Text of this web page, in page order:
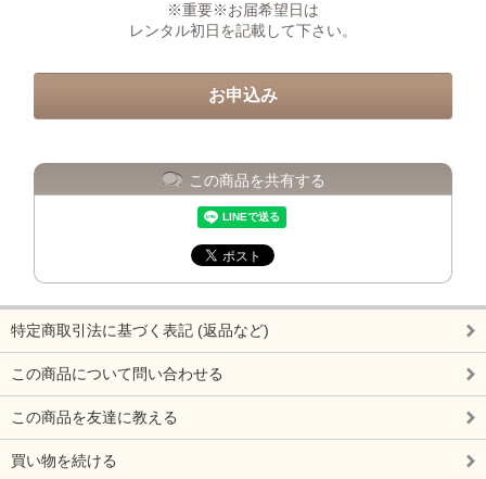
※重要※お届希望日は
レンタル初日を記載して下さい。
この商品を共有する
特定商取引法に基づく表記 (返品など)
この商品について問い合わせる
この商品を友達に教える
買い物を続ける